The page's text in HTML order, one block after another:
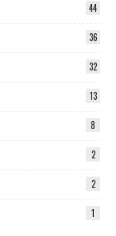
44
36
32
13
8
2
2
1